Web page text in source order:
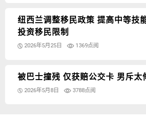
纽西兰调整移民政策 提高中等技
投资移民限制
2026年5月25日 1369点阅
被巴士撞残 仅获赔公交卡 男斥太
2026年5月8日 3788点阅